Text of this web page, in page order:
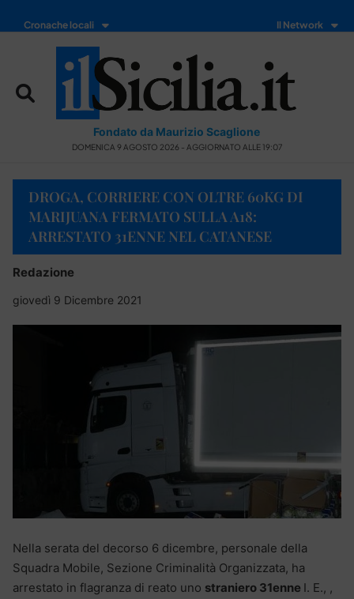
Cronache locali Il Network
Fondato da Maurizio Scaglione
DOMENICA 9 AGOSTO 2026 - AGGIORNATO ALLE 19:07
DROGA, CORRIERE CON OLTRE 60KG DI
MARIJUANA FERMATO SULLA A18:
ARRESTATO 31ENNE NEL CATANESE
Redazione
giovedì 9 Dicembre 2021
Nella serata del decorso 6 dicembre, personale della
Squadra Mobile, Sezione Criminalità Organizzata, ha
arrestato in flagranza di reato uno straniero 31enne I. E., ,